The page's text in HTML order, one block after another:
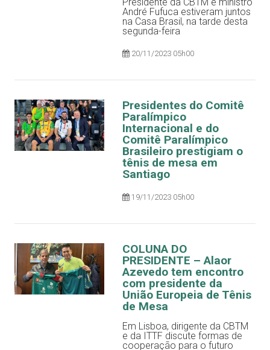
André Fufuca estiveram juntos
na Casa Brasil, na tarde desta
segunda-feira
20/11/2023 05h00
Presidentes do Comitê
Paralímpico
Internacional e do
Comitê Paralímpico
Brasileiro prestigiam o
tênis de mesa em
Santiago
19/11/2023 05h00
COLUNA DO
PRESIDENTE – Alaor
Azevedo tem encontro
com presidente da
União Europeia de Tênis
de Mesa
Em Lisboa, dirigente da CBTM
e da ITTF discute formas de
cooperação para o futuro